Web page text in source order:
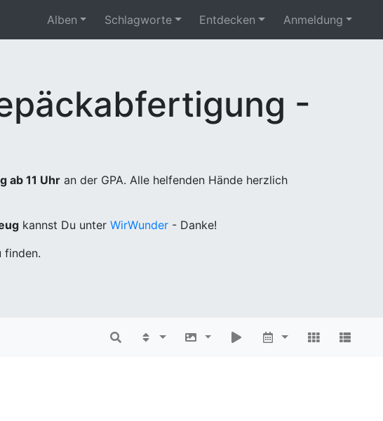
Alben Schlagworte Entdecken Anmeldung
-
ab 11 Uhr an der GPA. Alle helfenden Hände herzlich
kannst Du unter WirWunder - Danke!
finden.